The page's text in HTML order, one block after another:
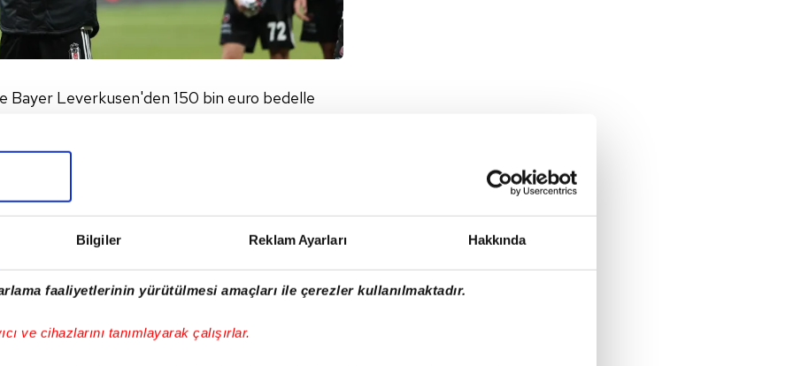
Bilgiler Reklam Ayarları Hakkında
faaliyetlerinin yürütülmesi amaçları ile çerezler kullanılmaktadır.
ve cihazlarını tanımlayarak çalışırlar.
Bayer Leverkusen'den 150 bin euro bedelle
Sivasspor karşısında attığı gollerin değeri
başına 2,7 milyon lira performans primi
döviz kuru ile 720 bin liraya mal olmuştu.
formunu devam ettirmesi durumunda
oturacak. Kontrayı 2022'de sona erecek
bekleniyor. Güven, şu an Beşiktaş'tan